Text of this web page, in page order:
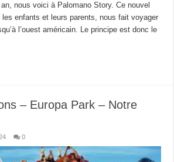
nous voici à Palomano Story. Ce nouvel
enfants et leurs parents, nous fait voyager
l’ouest américain. Le principe est donc le
– Europa Park – Notre
0